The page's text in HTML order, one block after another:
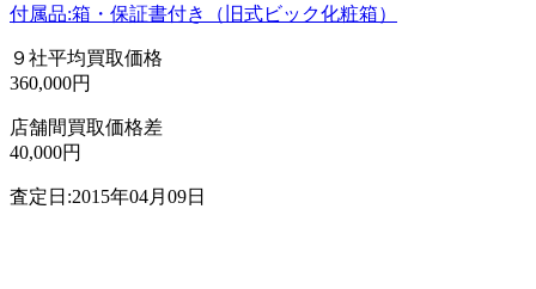
付属品:箱・保証書付き（旧式ビック化粧箱）
９社平均買取価格
360,000円
店舗間買取価格差
40,000円
査定日:2015年04月09日